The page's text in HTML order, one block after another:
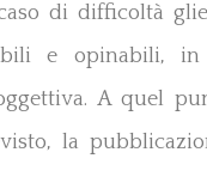
di difficoltà
e opinabili, in
A quel
la